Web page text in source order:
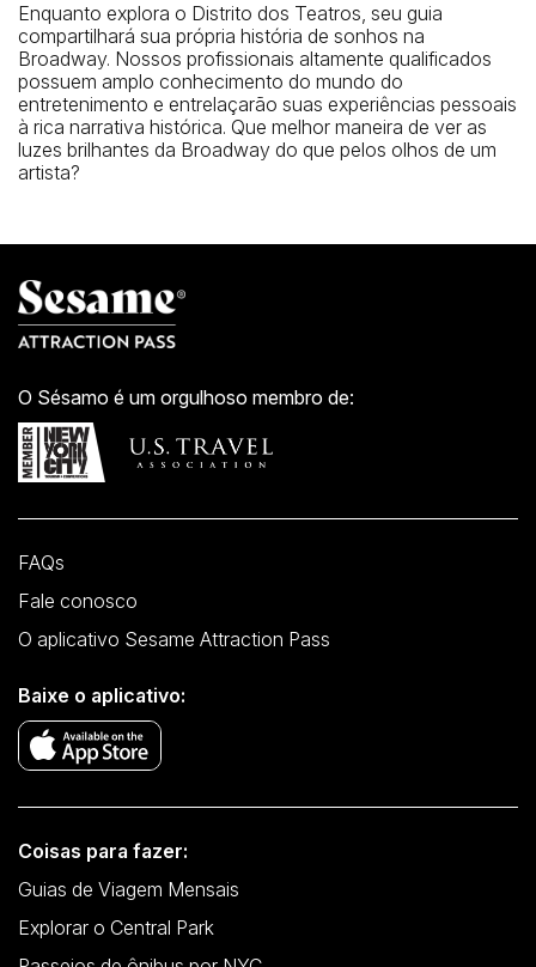
Enquanto explora o Distrito dos Teatros, seu guia
compartilhará sua própria história de sonhos na
Broadway. Nossos profissionais altamente qualificados
possuem amplo conhecimento do mundo do
entretenimento e entrelaçarão suas experiências pessoais
à rica narrativa histórica. Que melhor maneira de ver as
luzes brilhantes da Broadway do que pelos olhos de um
artista?
O Sésamo é um orgulhoso membro de:
FAQs
Fale conosco
O aplicativo Sesame Attraction Pass
Baixe o aplicativo:
Coisas para fazer:
Guias de Viagem Mensais
Explorar o Central Park